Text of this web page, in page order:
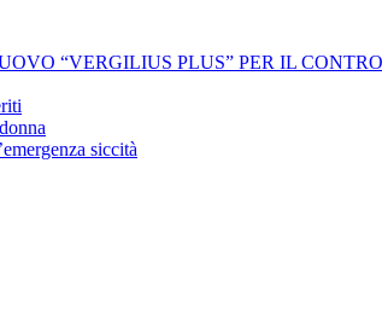
“VERGILIUS PLUS” PER IL
siccità